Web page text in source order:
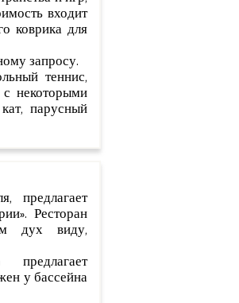
входит
коврика для
запросу.
теннис,
с некоторыми
парусный
предлагает
Ресторан
дух виду,
предлагает
у бассейна